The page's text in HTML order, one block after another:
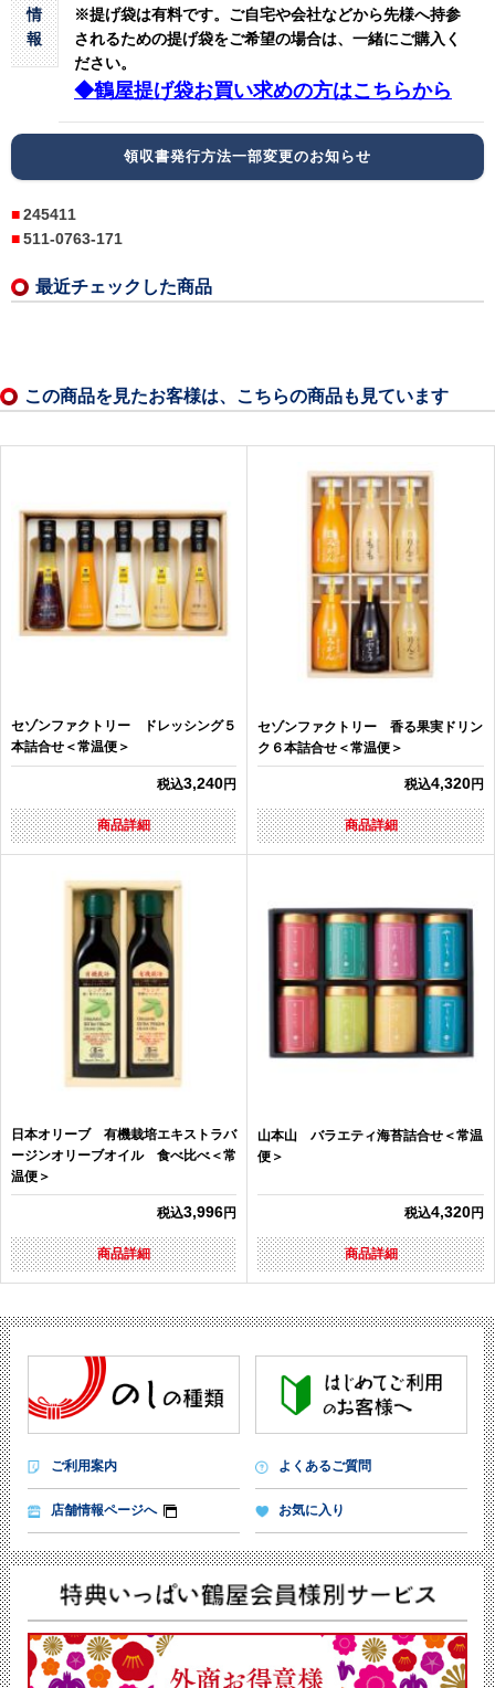
情
報
※提げ袋は有料です。 ご自宅や会社などから先様へ持参
されるための提げ袋をご希望の場合は、一緒にご購入く
ださい。
◆鶴屋提げ袋お買い求めの方はこちらから
領収書発行方法一部変更のお知らせ
245411
511-0763-171
最近チェックした商品
この商品を見たお客様は、こちらの商品も見ています
セゾンファクトリー ドレッシング５
本詰合せ＜常温便＞
税込3,240円
商品詳細
セゾンファクトリー 香る果実ドリン
ク６本詰合せ＜常温便＞
税込4,320円
商品詳細
日本オリーブ 有機栽培エキストラバ
ージンオリーブオイル 食べ比べ＜常
温便＞
税込3,996円
商品詳細
山本山 バラエティ海苔詰合せ＜常温
便＞
税込4,320円
商品詳細
ご利用案内 よくあるご質問
店舗情報ページへ お気に入り